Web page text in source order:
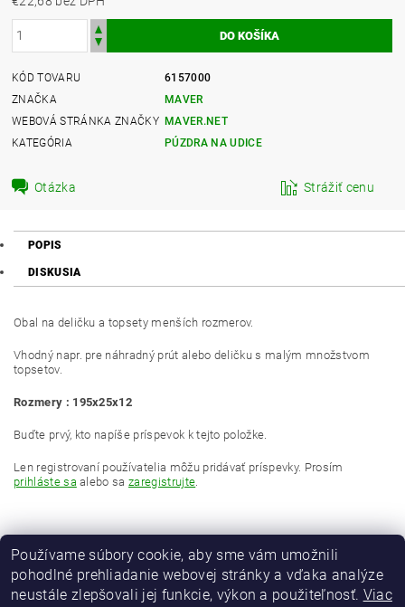
KÓD TOVARU
6157000
ZNAČKA
MAVER
WEBOVÁ STRÁNKA ZNAČKY MAVER.NET
KATEGÓRIA
PÚZDRA NA UDICE
Otázka Strážiť cenu
POPIS
DISKUSIA
Obal na deličku a topsety menších rozmerov.
Vhodný napr. pre náhradný prút alebo deličku s malým množstvom
topsetov.
Rozmery : 195x25x12
Buďte prvý, kto napíše príspevok k tejto položke.
Len registrovaní používatelia môžu pridávať príspevky. Prosím
prihláste sa alebo sazaregistrujte.
Používame súbory cookie, aby sme vám umožnili
pohodlné prehliadanie webovej stránky a vďaka analýze
neustále zlepšovali jej funkcie, výkon a použiteľnosť. Viac